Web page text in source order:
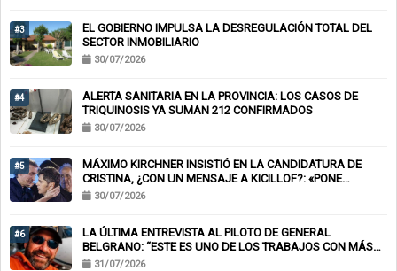
#3
EL GOBIERNO IMPULSA LA DESREGULACIÓN TOTAL DEL
SECTOR INMOBILIARIO
30/07/2026
#4
ALERTA SANITARIA EN LA PROVINCIA: LOS CASOS DE
TRIQUINOSIS YA SUMAN 212 CONFIRMADOS
30/07/2026
#5
MÁXIMO KIRCHNER INSISTIÓ EN LA CANDIDATURA DE
CRISTINA, ¿CON UN MENSAJE A KICILLOF?: «PONE
NERVIOSOS A MUCHOS»
30/07/2026
#6
LA ÚLTIMA ENTREVISTA AL PILOTO DE GENERAL
BELGRANO: “ESTE ES UNO DE LOS TRABAJOS CON MÁS
RIESGO”
31/07/2026